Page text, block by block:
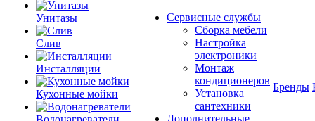
Унитазы
Слив
Инсталляции
Кухонные мойки
Сервисные службы
Сборка мебели
Настройка
электроники
Монтаж
кондиционеров
Установка
сантехники
Дополнительные
Бренды